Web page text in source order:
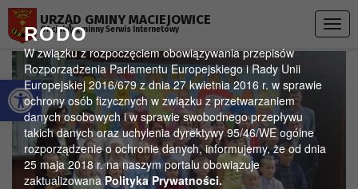
Otwórz pasek narzędzi
RODO
W związku z rozpoczęciem obowiązywania przepisów
Rozporządzenia Parlamentu Europejskiego i Rady Unii
Europejskiej 2016/679 z dnia 27 kwietnia 2016 r. w sprawie
ochrony osób fizycznych w związku z przetwarzaniem
danych osobowych i w sprawie swobodnego przepływu
takich danych oraz uchylenia dyrektywy 95/46/WE ogólne
rozporządzenie o ochronie danych, informujemy, że od dnia
25 maja 2018 r. na naszym portalu obowiązuje
zaktualizowanaPolityka Prywatności.
URZĄD GMINY MACIEJOWICE
Oficjalny gminny Serwis Internetowy